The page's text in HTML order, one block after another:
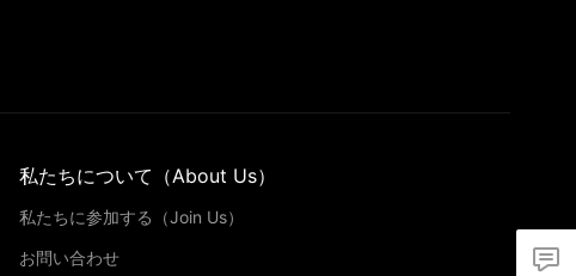
私たちについて（About Us）
私たちに参加する（Join Us）
お問い合わせ